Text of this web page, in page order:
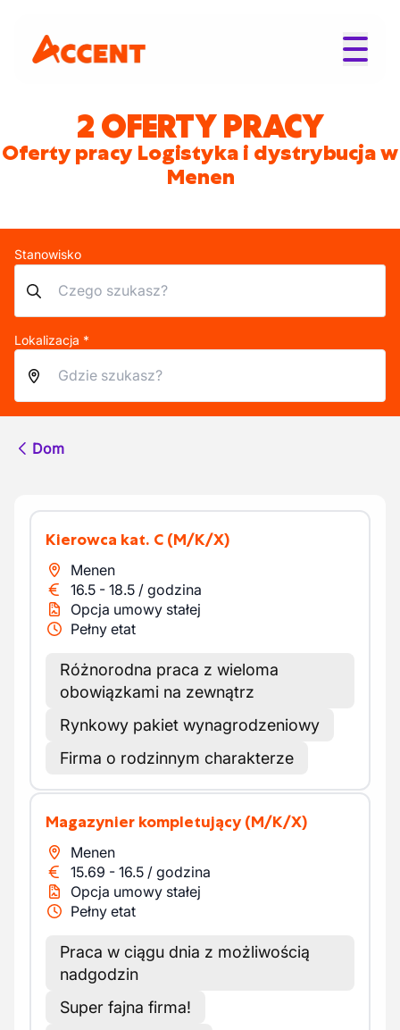
2 OFERTY PRACY
Oferty pracy Logistyka i dystrybucja w
Menen
Stanowisko
Lokalizacja *
Dom
Kierowca kat. C (M/K/X)
Menen
16.5 - 18.5 / godzina
Opcja umowy stałej
Pełny etat
Różnorodna praca z wieloma
obowiązkami na zewnątrz
Rynkowy pakiet wynagrodzeniowy
Firma o rodzinnym charakterze
Magazynier kompletujący (M/K/X)
Menen
15.69 - 16.5 / godzina
Opcja umowy stałej
Pełny etat
Praca w ciągu dnia z możliwością
nadgodzin
Super fajna firma!